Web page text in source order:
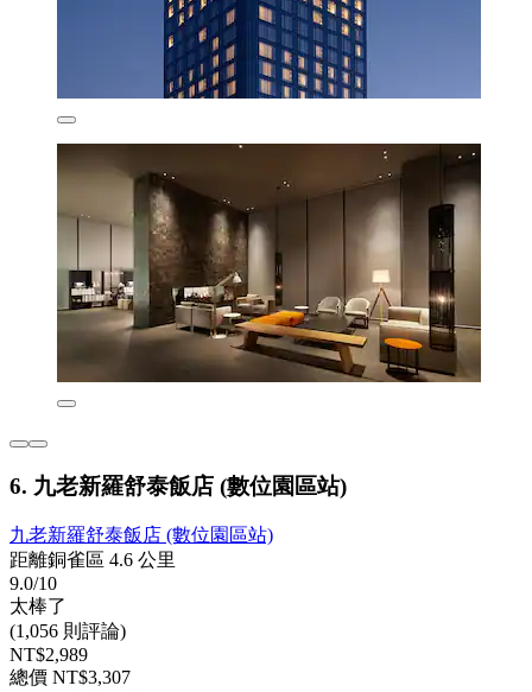
6. 九老新羅舒泰飯店 (數位園區站)
九老新羅舒泰飯店 (數位園區站)
距離銅雀區 4.6 公里
9.0/10
太棒了
(1,056 則評論)
NT$2,989
總價 NT$3,307